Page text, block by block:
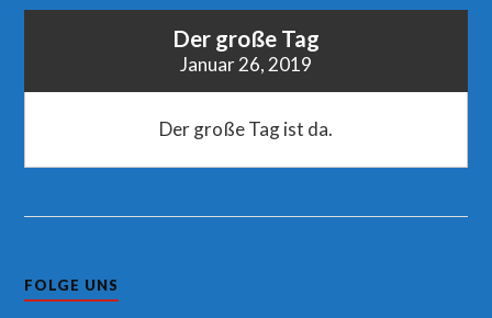
Der große Tag
Januar 26, 2019
Der große Tag ist da.
FOLGE UNS